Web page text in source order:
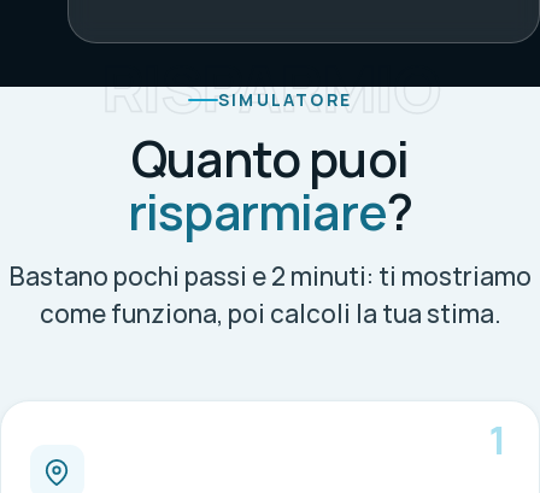
RISPARMIO
SIMULATORE
Quanto puoi
risparmiare?
Bastano pochi passi e 2 minuti: ti mostriamo
come funziona, poi calcoli la tua stima.
1